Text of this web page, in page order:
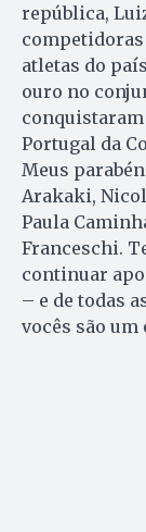
república,
competidoras
atletas do
ouro no
conquistaram
Portugal da
Meus
Arakaki,
Paula
Franceschi.
continuar
– e de todas
vocês são um